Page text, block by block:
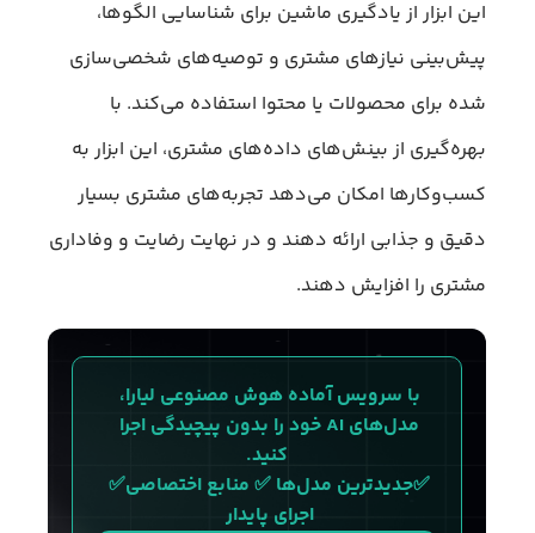
این ابزار از یادگیری ماشین برای شناسایی الگوها،
پیش‌بینی نیازهای مشتری و توصیه‌های شخصی‌سازی
شده برای محصولات یا محتوا استفاده می‌کند. با
بهره‌گیری از بینش‌های داده‌های مشتری، این ابزار به
کسب‌وکارها امکان می‌دهد تجربه‌های مشتری بسیار
دقیق و جذابی ارائه دهند و در نهایت رضایت و وفاداری
مشتری را افزایش دهند.
با سرویس آماده هوش مصنوعی لیارا،
مدل‌های AI خود را بدون پیچیدگی اجرا
کنید.
✅جدیدترین مدل‌ها ✅ منابع اختصاصی✅
اجرای پایدار